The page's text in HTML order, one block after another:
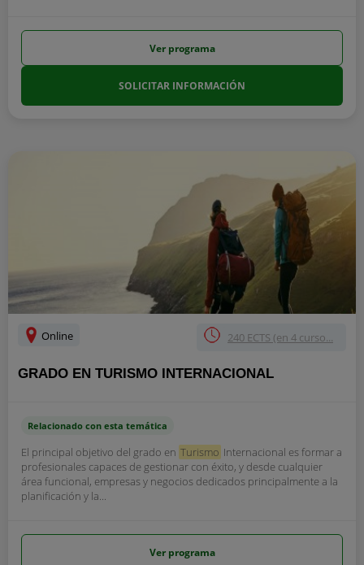
Ver programa
SOLICITAR INFORMACIÓN
Online 240 ECTS (en 4 curso...
GRADO EN TURISMO INTERNACIONAL
Relacionado con esta temática
El principal objetivo del grado en Turismo Internacional es formar a
profesionales capaces de gestionar con éxito, y desde cualquier
área funcional, empresas y negocios dedicados principalmente a la
planificación y la...
Ver programa